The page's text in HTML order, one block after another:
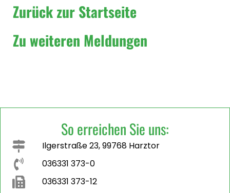
Zurück zur Startseite
Zu weiteren Meldungen
So erreichen Sie uns:
Ilgerstraße 23, 99768 Harztor
036331 373-0
036331 373-12